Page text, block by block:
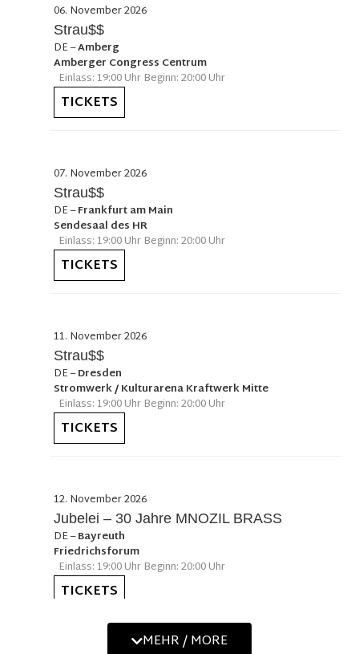
06. November 2026
Strau$$
DE–Amberg
Amberger Congress Centrum
Einlass: 19:00 Uhr Beginn: 20:00 Uhr
TICKETS
07. November 2026
Strau$$
DE–Frankfurt am Main
Sendesaal des HR
Einlass: 19:00 Uhr Beginn: 20:00 Uhr
TICKETS
11. November 2026
Strau$$
DE–Dresden
Stromwerk / Kulturarena Kraftwerk Mitte
Einlass: 19:00 Uhr Beginn: 20:00 Uhr
TICKETS
12. November 2026
Jubelei – 30 Jahre MNOZIL BRASS
DE–Bayreuth
Friedrichsforum
Einlass: 19:00 Uhr Beginn: 20:00 Uhr
TICKETS
MEHR / MORE